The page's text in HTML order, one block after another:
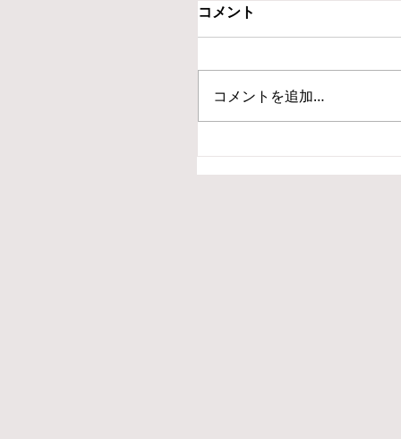
コメント
コメントを追加…